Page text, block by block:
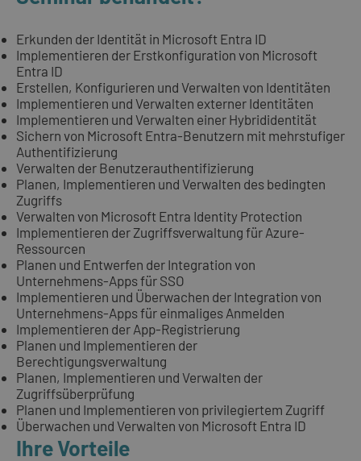
Erkunden der Identität in Microsoft Entra ID
Implementieren der Erstkonfiguration von Microsoft
Entra ID
Erstellen, Konfigurieren und Verwalten von Identitäten
Implementieren und Verwalten externer Identitäten
Implementieren und Verwalten einer Hybrididentität
Sichern von Microsoft Entra-Benutzern mit mehrstufiger
Authentifizierung
Verwalten der Benutzerauthentifizierung
Planen, Implementieren und Verwalten des bedingten
Zugriffs
Verwalten von Microsoft Entra Identity Protection
Implementieren der Zugriffsverwaltung für Azure-
Ressourcen
Planen und Entwerfen der Integration von
Unternehmens-Apps für SSO
Implementieren und Überwachen der Integration von
Unternehmens-Apps für einmaliges Anmelden
Implementieren der App-Registrierung
Planen und Implementieren der
Berechtigungsverwaltung
Planen, Implementieren und Verwalten der
Zugriffsüberprüfung
Planen und Implementieren von privilegiertem Zugriff
Überwachen und Verwalten von Microsoft Entra ID
Ihre Vorteile